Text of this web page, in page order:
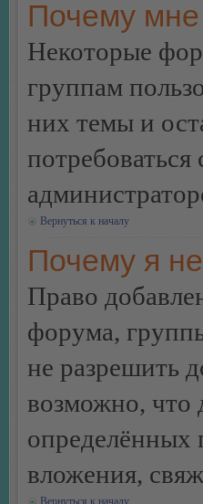
Почему
Некоторые
группам
них темы и
Вернуться к началу
Почему я
Право
форума,
не разрешить
возможно, что
определённых
вложения,
Вернуться к началу